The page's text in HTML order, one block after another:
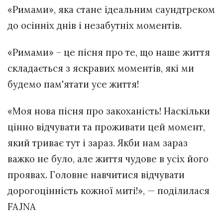
«Римами», яка стане ідеальним саундтреком
до осінніх днів і незабутніх моментів.
«Римами» – це пісня про те, що наше життя
складається з яскравих моментів, які ми
будемо пам'ятати усе життя!
«Моя нова пісня про закоханість! Наскільки
цінно відчувати та проживати цей момент,
який триває тут і зараз. Якби нам зараз
важко не було, але життя чудове в усіх його
проявах. Головне навчитися відчувати
дорогоцінність кожної миті!», — поділилася
FAJNA